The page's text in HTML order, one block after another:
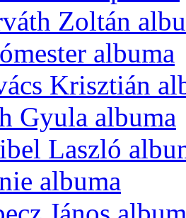
Zoltán
albuma
Krisztián
Gyula albuma
Laszló
albuma